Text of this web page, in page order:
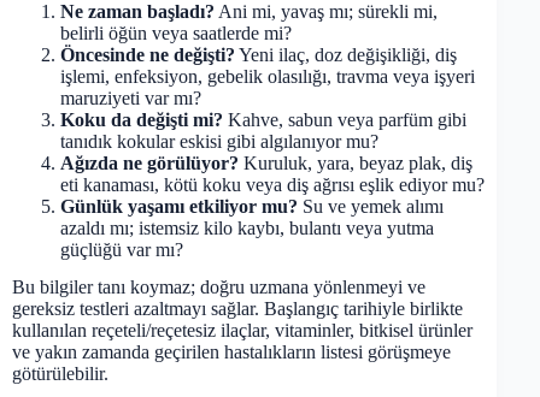
Ne zaman başladı? Ani mi, yavaş mı; sürekli mi,
belirli öğün veya saatlerde mi?
Öncesinde ne değişti? Yeni ilaç, doz değişikliği, diş
işlemi, enfeksiyon, gebelik olasılığı, travma veya işyeri
maruziyeti var mı?
Koku da değişti mi? Kahve, sabun veya parfüm gibi
tanıdık kokular eskisi gibi algılanıyor mu?
Ağızda ne görülüyor? Kuruluk, yara, beyaz plak, diş
eti kanaması, kötü koku veya diş ağrısı eşlik ediyor mu?
Günlük yaşamı etkiliyor mu? Su ve yemek alımı
azaldı mı; istemsiz kilo kaybı, bulantı veya yutma
güçlüğü var mı?
Bu bilgiler tanı koymaz; doğru uzmana yönlenmeyi ve
gereksiz testleri azaltmayı sağlar. Başlangıç tarihiyle birlikte
kullanılan reçeteli/reçetesiz ilaçlar, vitaminler, bitkisel ürünler
ve yakın zamanda geçirilen hastalıkların listesi görüşmeye
götürülebilir.